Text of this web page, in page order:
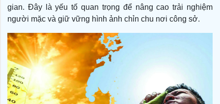
gian. Đây là yếu tố quan trọng để nâng cao trải nghiệm
người mặc và giữ vững hình ảnh chỉn chu nơi công sở.